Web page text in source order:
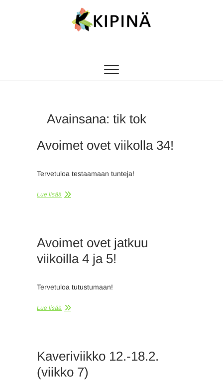
Avainsana: tik tok
Avoimet ovet viikolla 34!
Tervetuloa testaamaan tunteja!
Lue lisää
Avoimet ovet jatkuu
viikoilla 4 ja 5!
Tervetuloa tutustumaan!
Lue lisää
Kaveriviikko 12.-18.2.
(viikko 7)